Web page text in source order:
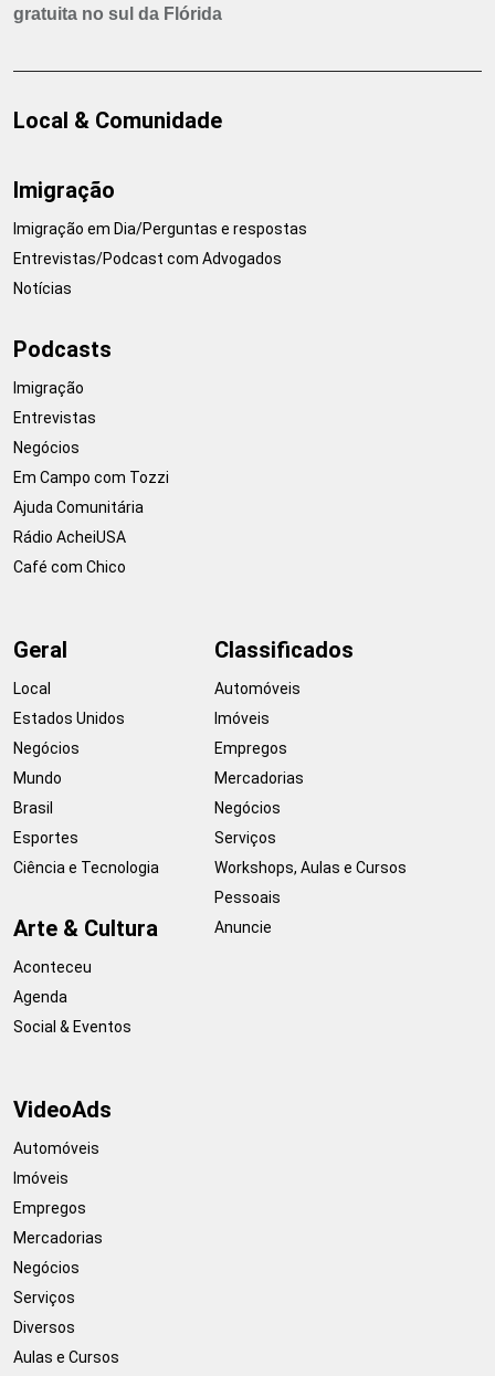
gratuita no sul da Flórida
Local & Comunidade
Imigração
Imigração em Dia/Perguntas e respostas
Entrevistas/Podcast com Advogados
Notícias
Podcasts
Imigração
Entrevistas
Negócios
Em Campo com Tozzi
Ajuda Comunitária
Rádio AcheiUSA
Café com Chico
Geral
Local
Estados Unidos
Negócios
Mundo
Brasil
Esportes
Ciência e Tecnologia
Arte & Cultura
Aconteceu
Agenda
Social & Eventos
Classificados
Automóveis
Imóveis
Empregos
Mercadorias
Negócios
Serviços
Workshops, Aulas e Cursos
Pessoais
Anuncie
VideoAds
Automóveis
Imóveis
Empregos
Mercadorias
Negócios
Serviços
Diversos
Aulas e Cursos